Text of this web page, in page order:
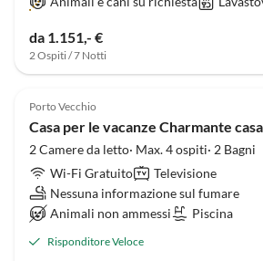
da 1.151,- €
2 Ospiti / 7 Notti
Porto Vecchio
2 Camere da letto· Max. 4 ospiti· 2 Bagni
Wi-Fi Gratuito
Televisione
Nessuna informazione sul fumare
Animali non ammessi
Piscina
Risponditore Veloce